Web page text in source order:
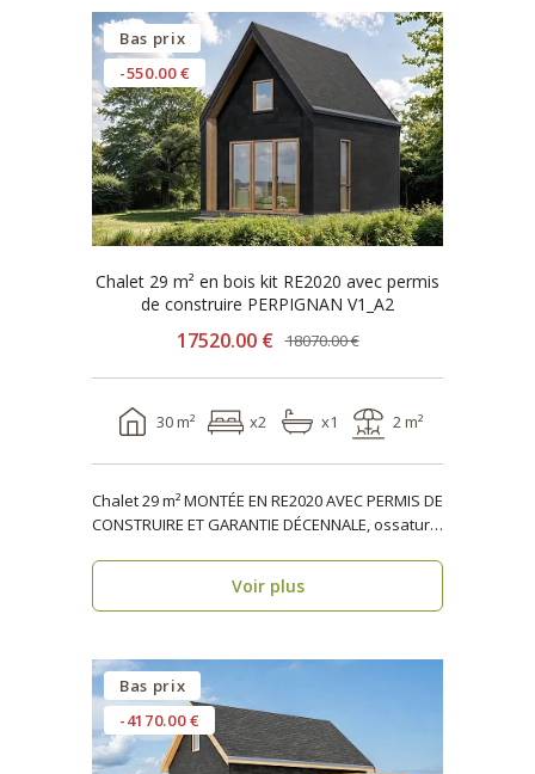
Bas prix
-550.00 €
Chalet 29 m² en bois kit RE2020 avec permis
de construire PERPIGNAN V1_A2
17520.00 € 18070.00 €
30 m² x2 x1 2 m²
Chalet 29 m² MONTÉE EN RE2020 AVEC PERMIS DE
CONSTRUIRE ET GARANTIE DÉCENNALE, ossature
Voir plus
Bas prix
-4170.00 €